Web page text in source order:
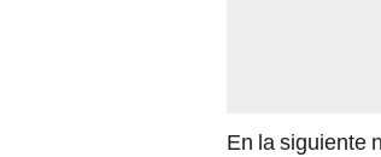
En la siguiente